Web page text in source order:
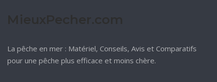
La pêche en mer : Matériel, Conseils, Avis et Comparatifs
pour une pêche plus efficace et moins chère.